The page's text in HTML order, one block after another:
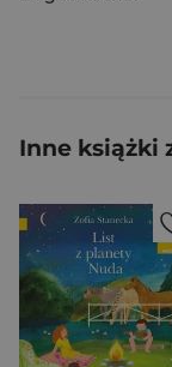
Inne książki